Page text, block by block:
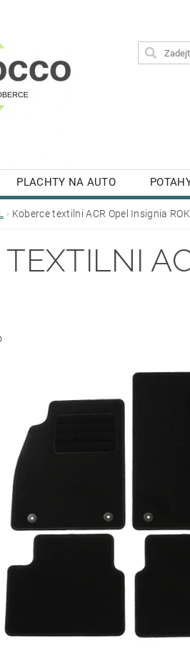
PLACHTY NA AUTO
Koberce textilni­ ACR Opel Insignia
TEXTILNI­